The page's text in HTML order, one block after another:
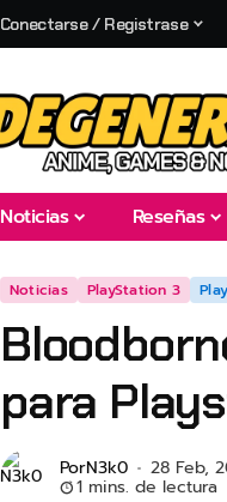
Conectarse / Registrase
Noticias Reseñas
Noticias PlayStation 3
para
PorN3k0 28 Feb,
1 mins. de lectura